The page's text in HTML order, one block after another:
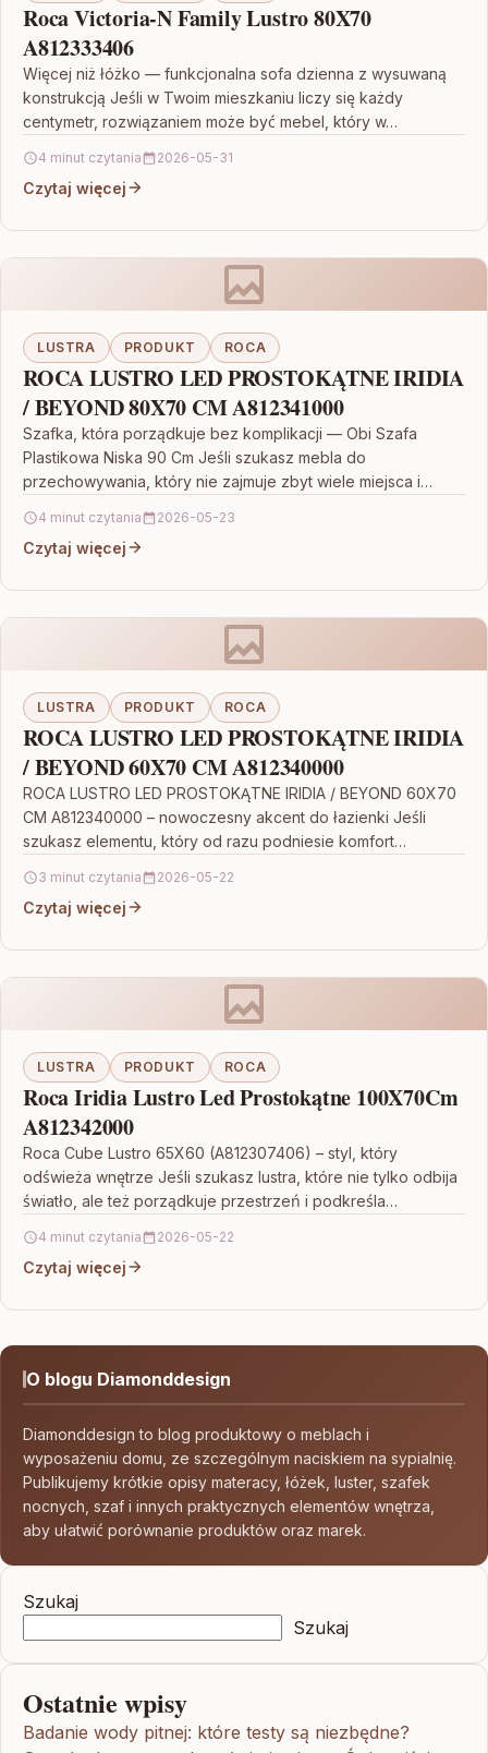
Roca Victoria-N Family Lustro 80X70
A812333406
Więcej niż łóżko — funkcjonalna sofa dzienna z wysuwaną
konstrukcją Jeśli w Twoim mieszkaniu liczy się każdy
centymetr, rozwiązaniem może być mebel, który w…
4 minut czytania 2026-05-31
Czytaj więcej
LUSTRA PRODUKT ROCA
ROCA LUSTRO LED PROSTOKĄTNE IRIDIA
/ BEYOND 80X70 CM A812341000
Szafka, która porządkuje bez komplikacji — Obi Szafa
Plastikowa Niska 90 Cm Jeśli szukasz mebla do
przechowywania, który nie zajmuje zbyt wiele miejsca i…
4 minut czytania 2026-05-23
Czytaj więcej
LUSTRA PRODUKT ROCA
ROCA LUSTRO LED PROSTOKĄTNE IRIDIA
/ BEYOND 60X70 CM A812340000
ROCA LUSTRO LED PROSTOKĄTNE IRIDIA / BEYOND 60X70
CM A812340000 – nowoczesny akcent do łazienki Jeśli
szukasz elementu, który od razu podniesie komfort
3 minut czytania 2026-05-22
Czytaj więcej
LUSTRA PRODUKT ROCA
Roca Iridia Lustro Led Prostokątne 100X70Cm
A812342000
Roca Cube Lustro 65X60 (A812307406) – styl, który
odświeża wnętrze Jeśli szukasz lustra, które nie tylko odbija
światło, ale też porządkuje przestrzeń i podkreśla…
4 minut czytania 2026-05-22
Czytaj więcej
O blogu Diamonddesign
Diamonddesign to blog produktowy o meblach i
wyposażeniu domu, ze szczególnym naciskiem na sypialnię.
Publikujemy krótkie opisy materacy, łóżek, luster, szafek
nocnych, szaf i innych praktycznych elementów wnętrza,
aby ułatwić porównanie produktów oraz marek.
Szukaj
Szukaj
Ostatnie wpisy
Badanie wody pitnej: które testy są niezbędne?